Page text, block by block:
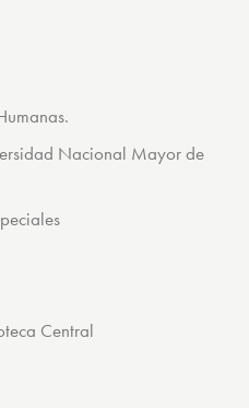
Nacional Mayor de
Central